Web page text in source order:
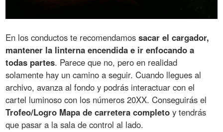
En los conductos te recomendamossacar el cargador,
mantener la linterna encendida e ir enfocando a
todas partes. Parece que no, pero en realidad
solamente hay un camino a seguir. Cuando llegues al
archivo, avanza al fondo y podrás interactuar con el
cartel luminoso con los números 20XX. Conseguirás el
Trofeo/Logro Mapa de carretera completo y tendrás
que pasar a la sala de control al lado.